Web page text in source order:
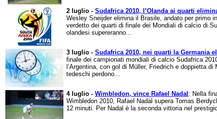
2 luglio - Sudafrica 2010, l’Olanda ai quarti
Wesley Sneijder elimina il Brasile, andato per primo
verdetto dei quarti di finale dei Mondiali di calcio di
olandesi supereranno...
3 luglio - Sudafrica 2010, nei quarti la Germania
finale dei campionati mondiali di calcio Sudafrica
l’Argentina, con gol di Müller, Friedrich e doppietta
tedeschi perdono...
4 luglio - Wimbledon, vince Rafael Nadal : Nella
Wimbledon 2010, Rafael Nadal supera Tomas
12 minuti. Per Nadal è la seconda vittoria nel